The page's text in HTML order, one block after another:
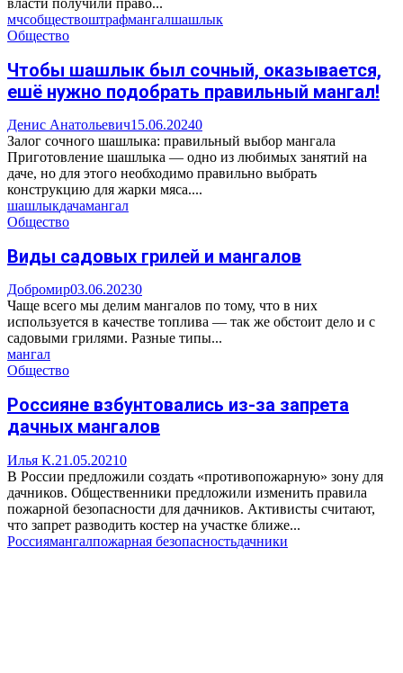
власти получили право...
мчсобществоштрафмангалшашлык
Общество
Чтобы шашлык был сочный, оказывается,
ешё нужно подобрать правильный мангал!
Денис Анатольевич15.06.20240
Залог сочного шашлыка: правильный выбор мангала
Приготовление шашлыка — одно из любимых занятий на
даче, но для этого необходимо правильно выбрать
конструкцию для жарки мяса....
шашлыкдачамангал
Общество
Виды садовых грилей и мангалов
Добромир03.06.20230
Чаще всего мы делим мангалов по тому, что в них
используется в качестве топлива — так же обстоит дело и с
садовыми грилями. Разные типы...
мангал
Общество
Россияне взбунтовались из-за запрета
дачных мангалов
Илья К.21.05.20210
В России предложили создать «противопожарную» зону для
дачников. Общественники предложили изменить правила
пожарной безопасности для дачников. Активисты считают,
что запрет разводить костер на участке ближе...
Россиямангалпожарная безопасностьдачники